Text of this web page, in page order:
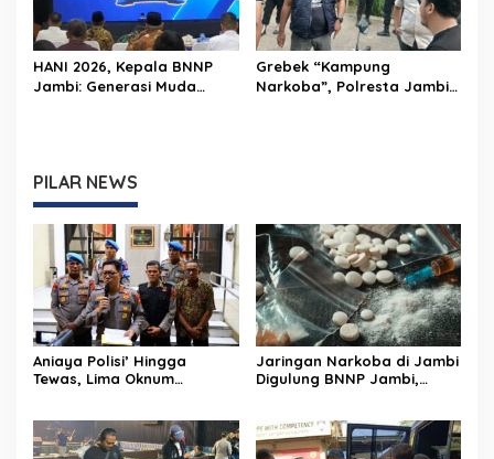
HANI 2026, Kepala BNNP
Jambi: Generasi Muda
Grebek “Kampung
Narkoba”, Polresta Jambi
PILAR NEWS
Aniaya Polisi’ Hingga
Tewas, Lima Oknum
Jaringan Narkoba di Jambi
Digulung BNNP Jambi,
Diamankan dan 9 Pelaku
Diciduk